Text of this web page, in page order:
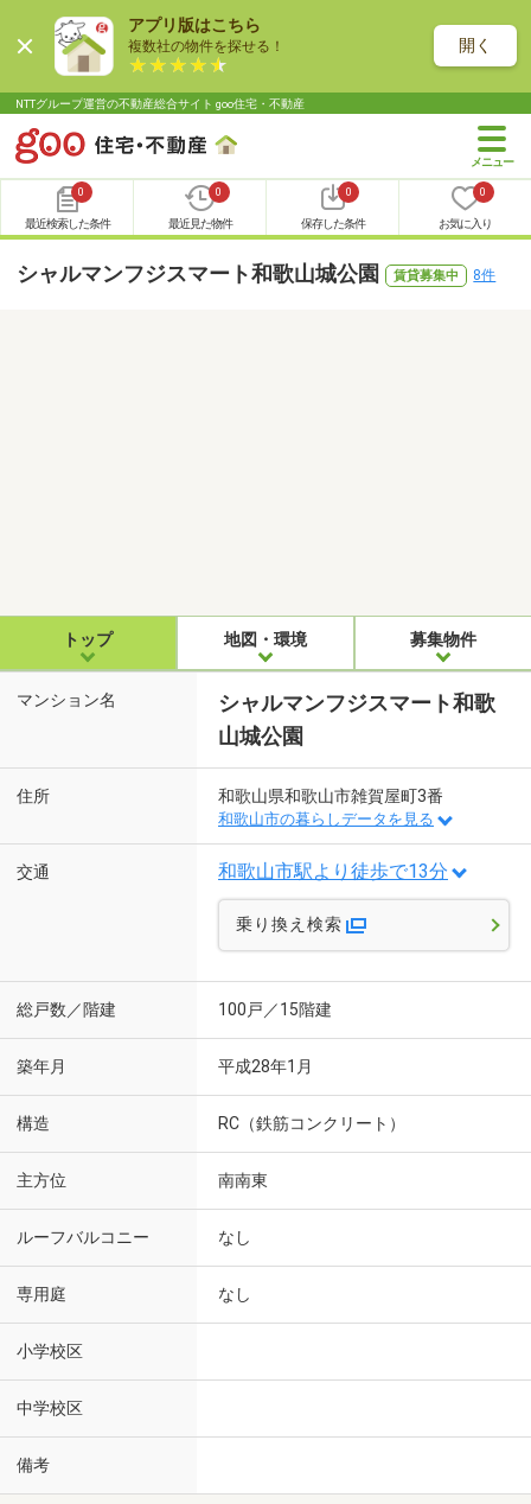
アプリ版はこちら
複数社の物件を探せる！ 開く
NTTグループ運営の不動産総合サイト goo住宅・不動産
0
最近検索した条件
0
最近見た物件
0
保存した条件
0
お気に入り
シャルマンフジスマート和歌山城公園 賃貸募集中 8件
トップ 地図・環境 募集物件
マンション名
シャルマンフジスマート和歌
山城公園
住所 和歌山県和歌山市雑賀屋町3番
和歌山市の暮らしデータを見る
交通 和歌山市駅より徒歩で13分
乗り換え検索
総戸数／階建 100戸／15階建
築年月 平成28年1月
構造 RC（鉄筋コンクリート）
主方位 南南東
ルーフバルコニー なし
専用庭 なし
小学校区
中学校区
備考